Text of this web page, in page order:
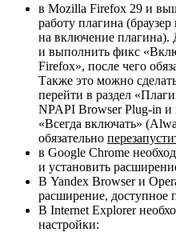
в Mozilla Firefox 29 и
работу плагина
на включение плагина).
и выполнить фикс
Firefox», после чего
Также это можно
перейти в раздел
NPAPI Browser Plug-in и
«Всегда включать»
обязательно
в Google Chrome
и установить
В Yandex Browser и
расширение, доступное
В Internet Explorer
настройки: